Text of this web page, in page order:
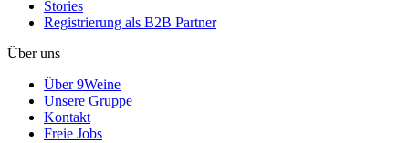
Stories
Registrierung als B2B Partner
Über uns
Über 9Weine
Unsere Gruppe
Kontakt
Freie Jobs